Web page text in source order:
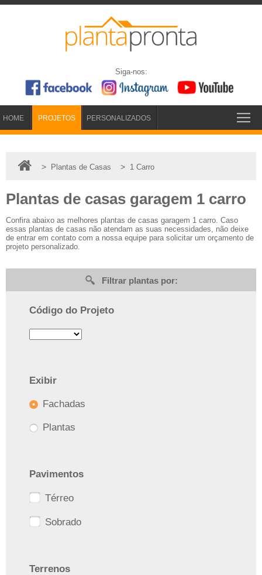
Siga-nos:
HOME PROJETOS PERSONALIZADOS
> Plantas de Casas > 1 Carro
Plantas de casas garagem 1 carro
Confira abaixo as melhores plantas de casas garagem 1 carro. Caso
essas plantas de casas não atendam as suas necessidades, não deixe
de entrar em contato com a nossa equipe para solicitar um orçamento de
projeto personalizado.
Filtrar plantas por:
Código do Projeto
Exibir
Fachadas
Plantas
Pavimentos
Térreo
Sobrado
Terrenos